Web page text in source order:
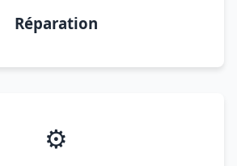
Réparation
⚙️